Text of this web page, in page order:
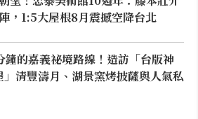
，1:5大屋根8月震撼空降台北
鐘的嘉義祕境路線！造訪「台版神
」清豐濤月、湖景窯烤披薩與人氣私